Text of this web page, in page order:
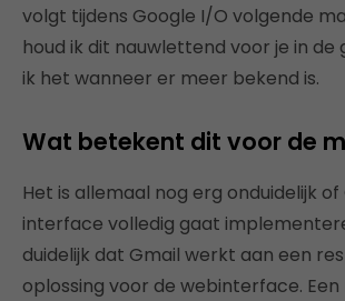
volgt tijdens Google I/O volgende
houd ik dit nauwlettend voor je in de
ik het wanneer er meer bekend is.
Wat betekent dit voor de
Het is allemaal nog erg onduidelijk of
interface volledig gaat
duidelijk dat Gmail werkt aan een
oplossing voor de webinterface.